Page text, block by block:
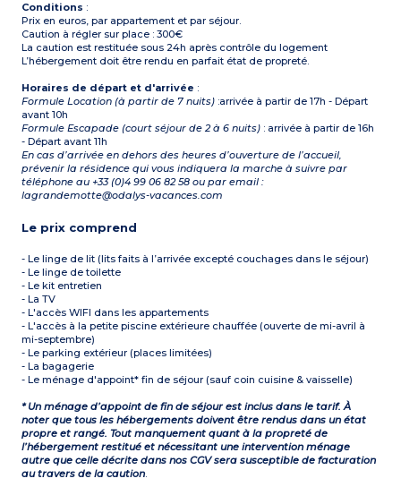
Conditions :
Prix en euros, par appartement et par séjour.
Caution à régler sur place : 300€
La caution est restituée sous 24h après contrôle du logement
L’hébergement doit être rendu en parfait état de propreté.
Horaires de départ et d'arrivée :
Formule Location (à partir de 7 nuits) :arrivée à partir de 17h - Départ
avant 10h
Formule Escapade (court séjour de 2 à 6 nuits) : arrivée à partir de 16h
- Départ avant 11h
En cas d’arrivée en dehors des heures d’ouverture de l’accueil,
prévenir la résidence qui vous indiquera la marche à suivre par
téléphone au +33 (0)4 99 06 82 58 ou par email :
lagrandemotte@odalys-vacances.com
Le prix comprend
- Le linge de lit (lits faits à l’arrivée excepté couchages dans le séjour)
- Le linge de toilette
- Le kit entretien
- La TV
- L'accès WIFI dans les appartements
- L'accès à la petite piscine extérieure chauffée (ouverte de mi-avril à
mi-septembre)
- Le parking extérieur (places limitées)
- La bagagerie
- Le ménage d'appoint* fin de séjour (sauf coin cuisine & vaisselle)
* Un ménage d’appoint de fin de séjour est inclus dans le tarif. À
noter que tous les hébergements doivent être rendus dans un état
propre et rangé. Tout manquement quant à la propreté de
l’hébergement restitué et nécessitant une intervention ménage
autre que celle décrite dans nos CGV sera susceptible de facturation
au travers de la caution.